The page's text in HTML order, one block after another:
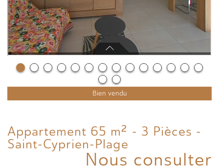
Bien vendu
Appartement 65 m² - 3 Pièces -
Saint-Cyprien-Plage
Nous consulter